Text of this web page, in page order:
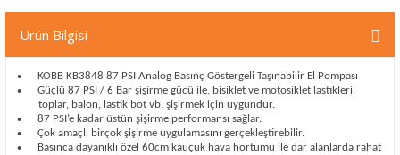
Ürün Bilgisi
• KOBB KB3848 87 PSI Analog Basınç Göstergeli Taşınabilir El Pompası
•
Güçlü 87 PSI / 6 Bar şişirme gücü ile, bisiklet ve motosiklet lastikleri,
toplar, balon, lastik bot vb. şişirmek için uygundur.
• 87 PSI’e kadar üstün şişirme performansı sağlar.
• Çok amaçlı birçok şişirme uygulamasını gerçekleştirebilir.
•
Basınca dayanıklı özel 60cm kauçuk hava hortumu ile dar alanlarda rahat